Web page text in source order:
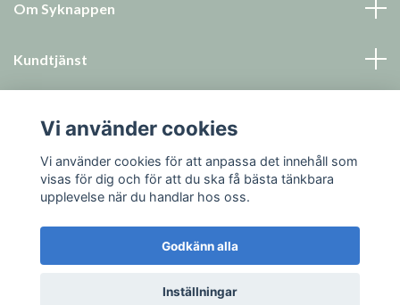
Om Syknappen
Kundtjänst
Sociala medier
© 2026 Syknappen
Vi använder cookies
Vi använder cookies för att anpassa det innehåll som
visas för dig och för att du ska få bästa tänkbara
upplevelse när du handlar hos oss.
Godkänn alla
Inställningar